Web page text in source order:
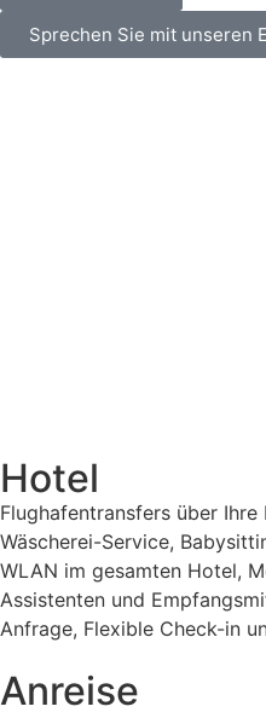
Sprechen Sie mit unseren
Hotel
Flughafentransfers über Ihre
Wäscherei-Service,
WLAN im gesamten Hotel,
Assistenten und
Anfrage, Flexible Check-in
Anreise